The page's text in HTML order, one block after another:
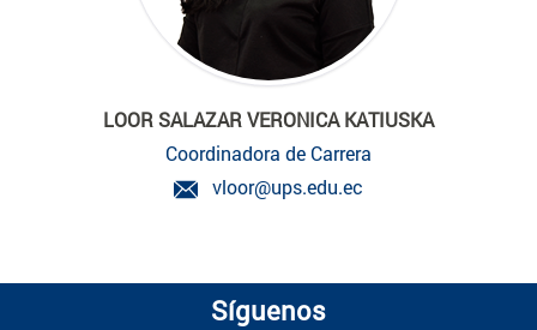
LOOR SALAZAR VERONICA KATIUSKA
Coordinadora de Carrera
vloor@ups.edu.ec
Síguenos